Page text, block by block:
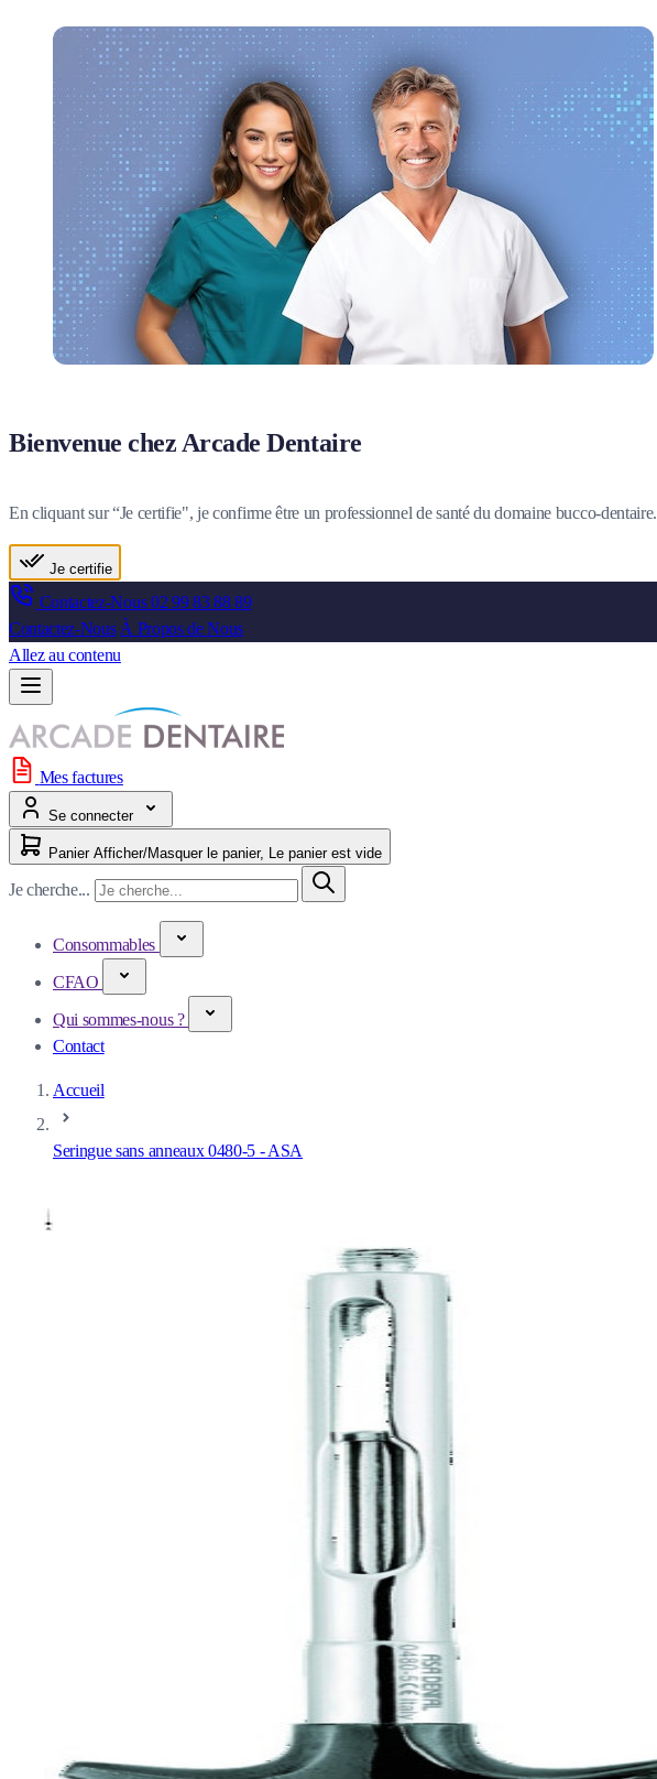
Bienvenue chez Arcade Dentaire
En cliquant sur “Je certifie", je confirme être un professionnel de santé du domaine bucco-dentaire.
Je certifie
Contactez-Nous02 99 83 88 89
Contactez-Nous À Propos de Nous
Allez au contenu
Mes factures
Se connecter
Panier Afficher/Masquer le panier, Le panier est vide
Je cherche...
Consommables
CFAO
Qui sommes-nous ?
Contact
Accueil
Seringue sans anneaux 0480-5 - ASA